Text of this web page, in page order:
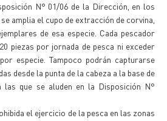
N° 01/06 de la Dirección, en los
amplia el cupo de extracción de corvina,
de esa especie. Cada pescador
piezas por jornada de pesca ni exceder
especie. Tampoco podrán capturarse
desde la punta de la cabeza a la base de
que se aluden en la Disposición N°
el ejercicio de la pesca en las zonas